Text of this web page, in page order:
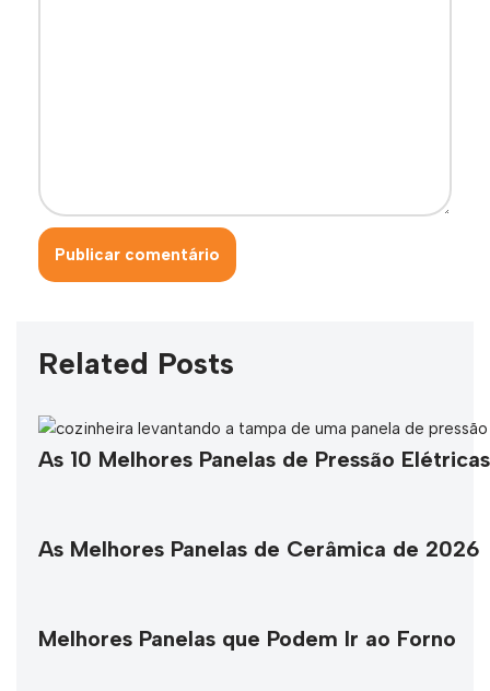
Related Posts
As 10 Melhores Panelas de Pressão
As Melhores Panelas de Cerâmica de 2026
Melhores Panelas que Podem Ir ao Forno